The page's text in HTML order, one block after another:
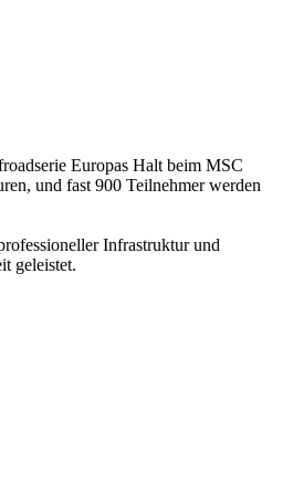
Europas Halt beim MSC
und fast 900 Teilnehmer werden
Infrastruktur und
geleistet.